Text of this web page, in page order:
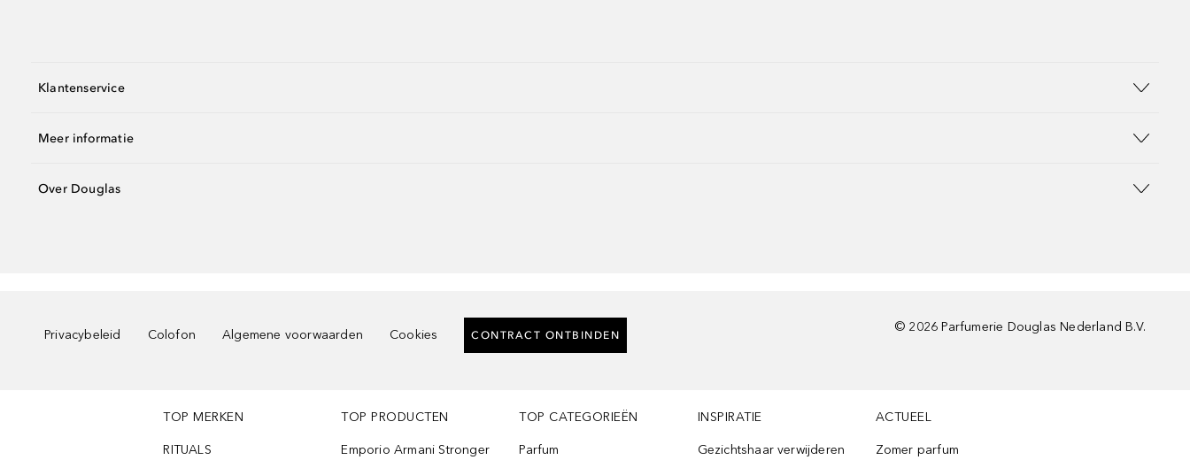
Klantenservice
Meer informatie
Over Douglas
Privacybeleid Colofon Algemene voorwaarden Cookies CONTRACT ONTBINDEN
© 2026 Parfumerie Douglas Nederland B.V.
TOP MERKEN
RITUALS
TOP PRODUCTEN
Emporio Armani Stronger
TOP CATEGORIEËN
Parfum
INSPIRATIE
Gezichtshaar verwijderen
ACTUEEL
Zomer parfum